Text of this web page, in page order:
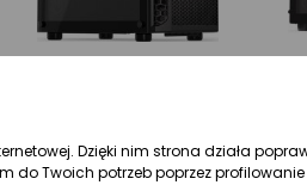
Obudowa Endorfy Signum 300 Air (EY2A005)
Dzięki nim strona działa
Twoich potrzeb poprzez